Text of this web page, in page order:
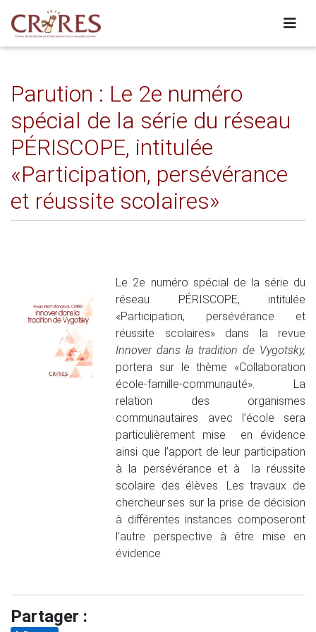
Parution : Le 2e numéro
spécial de la série du réseau
PÉRISCOPE, intitulée
«Participation, persévérance
et réussite scolaires»
Le 2e numéro spécial de la série du
réseau PÉRISCOPE, intitulée
«Participation, persévérance et
réussite scolaires» dans la revue
Innover dans la tradition de Vygotsky,
portera sur le thème «Collaboration
école-famille-communauté». La
relation des organismes
communautaires avec l’école sera
particulièrement mise en évidence
ainsi que l’apport de leur participation
à la persévérance et à la réussite
scolaire des élèves. Les travaux de
chercheur·ses sur la prise de décision
à diﬀérentes instances composeront
l’autre perspective à être mise en
évidence.
Partager :